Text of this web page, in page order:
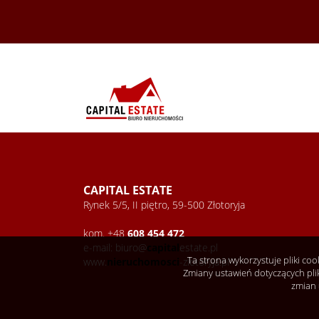
CAPITAL ESTATE
Rynek 5/5, II piętro, 59-500 Złotoryja
kom. +48608 454 472
e-mail: biuro@
estate.pl
www.
-zlotoryja.pl
Ta strona wykorzystuje pliki
Zmiany ustawień dotyczących
zmian